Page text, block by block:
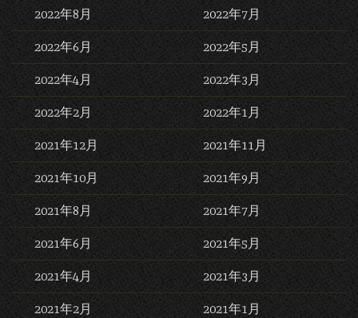
2022年8月 2022年7月
2022年6月 2022年5月
2022年4月 2022年3月
2022年2月 2022年1月
2021年12月 2021年11月
2021年10月 2021年9月
2021年8月 2021年7月
2021年6月 2021年5月
2021年4月 2021年3月
2021年2月 2021年1月